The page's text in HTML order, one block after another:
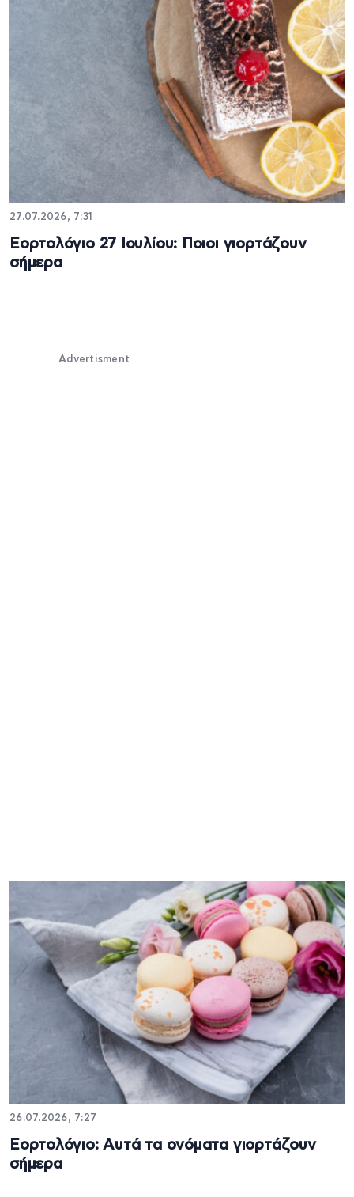
27.07.2026, 7:31
Εορτολόγιο 27 Ιουλίου: Ποιοι γιορτάζουν
σήμερα
Advertisment
26.07.2026, 7:27
Εορτολόγιο: Αυτά τα ονόματα γιορτάζουν
σήμερα